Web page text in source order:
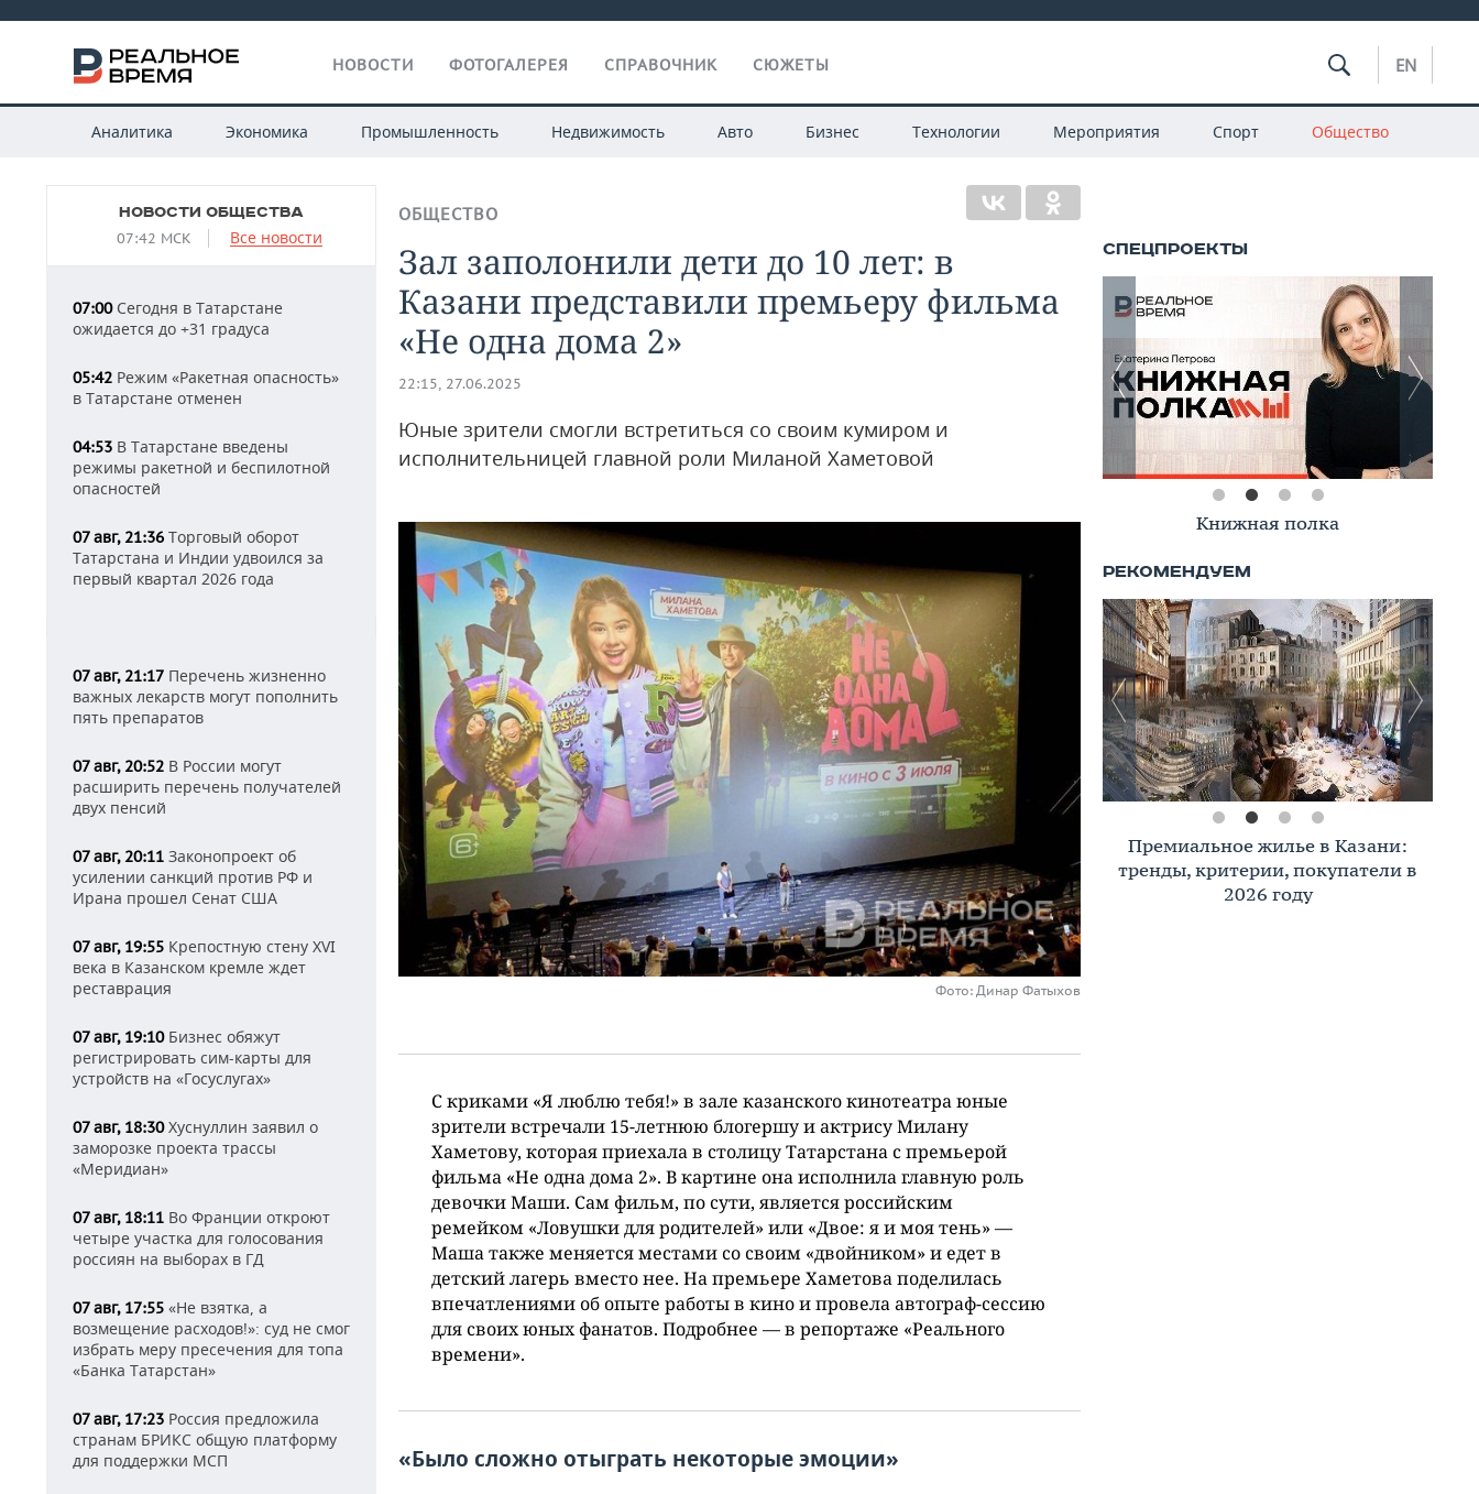
НОВОСТИ ФОТОГАЛЕРЕЯ СПРАВОЧНИК СЮЖЕТЫ EN
Аналитика Экономика Промышленность Недвижимость Авто Бизнес Технологии Мероприятия Спорт Общество
НОВОСТИ ОБЩЕСТВА
07:42 МСК Все новости
07:00Сегодня в Татарстане
ожидается до +31 градуса
05:42 Режим «Ракетная опасность»
в Татарстане отменен
04:53 В Татарстане введены
режимы ракетной и беспилотной
опасностей
07 авг, 21:36 Торговый оборот
Татарстана и Индии удвоился за
первый квартал 2026 года
07 авг, 21:17 Перечень жизненно
важных лекарств могут пополнить
пять препаратов
07 авг, 20:52 В России могут
расширить перечень получателей
двух пенсий
07 авг, 20:11 Законопроект об
усилении санкций против РФ и
Ирана прошел Сенат США
07 авг, 19:55 Крепостную стену XVI
века в Казанском кремле ждет
реставрация
07 авг, 19:10Бизнес обяжут
регистрировать сим-карты для
устройств на «Госуслугах»
07 авг, 18:30Хуснуллин заявил о
заморозке проекта трассы
«Меридиан»
07 авг, 18:11 Во Франции откроют
четыре участка для голосования
россиян на выборах в ГД
07 авг, 17:55 «Не взятка, а
возмещение расходов!»: суд не смог
избрать меру пресечения для топа
«Банка Татарстан»
07 авг, 17:23 Россия предложила
странам БРИКС общую платформу
для поддержки МСП
ОБЩЕСТВО
Зал заполонили дети до 10 лет: в
Казани представили премьеру фильма
«Не одна дома 2»
22:15, 27.06.2025
Юные зрители смогли встретиться со своим кумиром и
исполнительницей главной роли Миланой Хаметовой
Фото: Динар Фатыхов
С криками «Я люблю тебя!» в зале казанского кинотеатра юные
зрители встречали 15-летнюю блогершу и актрису Милану
Хаметову, которая приехала в столицу Татарстана с премьерой
фильма «Не одна дома 2». В картине она исполнила главную роль
девочки Маши. Сам фильм, по сути, является российским
ремейком «Ловушки для родителей» или «Двое: я и моя тень» —
Маша также меняется местами со своим «двойником» и едет в
детский лагерь вместо нее. На премьере Хаметова поделилась
впечатлениями об опыте работы в кино и провела автограф-сессию
для своих юных фанатов. Подробнее — в репортаже «Реального
времени».
«Было сложно отыграть некоторые эмоции»
Книжная полка
Премиальное жилье в Казани:
тренды, критерии, покупатели в
2026 году